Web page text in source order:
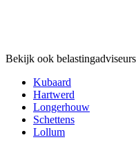
Bekijk ook
Kubaard
Hartwerd
Longerhouw
Schettens
Lollum